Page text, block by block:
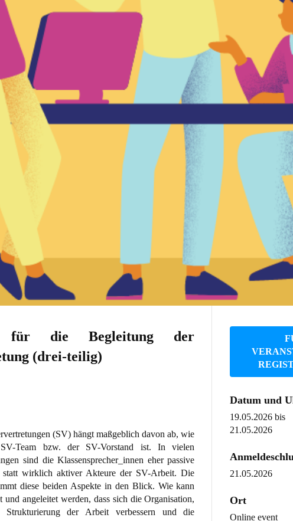
für die Begleitung der
(drei-teilig)
(SV) hängt maßgeblich davon ab, wie
Team bzw. der SV-Vorstand ist. In vielen
sind die Klassensprecher_innen eher passive
statt wirklich aktiver Akteure der SV-Arbeit. Die
diese beiden Aspekte in den Blick. Wie kann
und angeleitet werden, dass sich die Organisation,
Strukturierung der Arbeit verbessern und die
Datum und
19.05.2026bis
21.05.2026
21.05.2026
Ort
Online event